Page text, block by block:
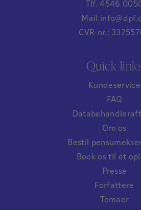
Tlf. 4546
Mail
CVR-nr.:
Quick
Kundeservice
FAQ
Om os
Bestil
Book os til et
Presse
Forfattere
Temaer